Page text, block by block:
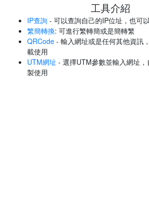
工具介紹
IP查詢 - 可以查詢自己的IP位址，也可
繁簡轉換: 可進行繁轉簡或是簡轉繁
QRCode - 輸入網址或是任何其他資訊
載使用
UTM網址 - 選擇UTM參數並輸入網址
製使用